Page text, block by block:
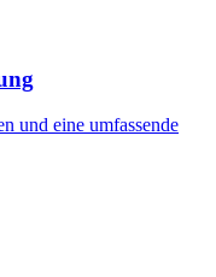
und eine umfassende